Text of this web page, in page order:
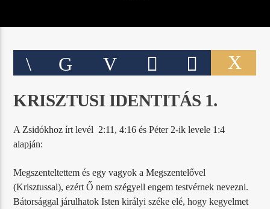
KRISZTUSI IDENTITÁS 1.
A Zsidókhoz írt levél 2:11, 4:16 és Péter 2-ik levele 1:4
alapján:
Megszenteltettem és egy vagyok a Megszentelővel
(Krisztussal), ezért Ő nem szégyell engem testvérnek nevezni.
Bátorsággal járulhatok Isten királyi széke elé, hogy kegyelmet